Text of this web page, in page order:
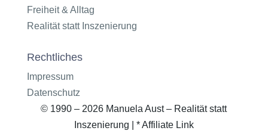
Freiheit & Alltag
Realität statt Inszenierung
Rechtliches
Impressum
Datenschutz
© 1990 – 2026 Manuela Aust – Realität statt
Inszenierung | * Affiliate Link